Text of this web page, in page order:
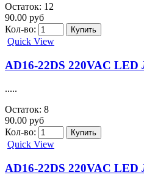
Остаток: 12
90.00 руб
Кол-во:
Quick View
AD16-22DS 220VAC LED
.....
Остаток: 8
90.00 руб
Кол-во:
Quick View
AD16-22DS 220VAC LED